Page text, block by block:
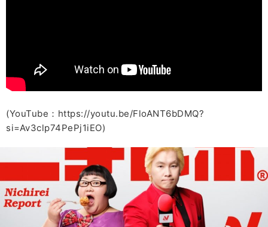
(YouTube：https://youtu.be/FloANT6bDMQ?
si=Av3clp74PePj1iEO)